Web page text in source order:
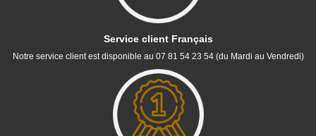
Service client Français
Notre service client est disponible au 07 81 54 23 54 (du Mardi au Vendredi)